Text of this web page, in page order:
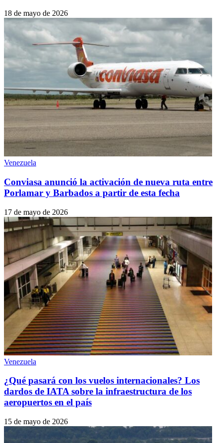
18 de mayo de 2026
Venezuela
Conviasa anunció la activación de nueva ruta entre
Porlamar y Barbados a partir de esta fecha
17 de mayo de 2026
Venezuela
¿Qué pasará con los vuelos internacionales? Los
dardos de IATA sobre la infraestructura de los
aeropuertos en el país
15 de mayo de 2026